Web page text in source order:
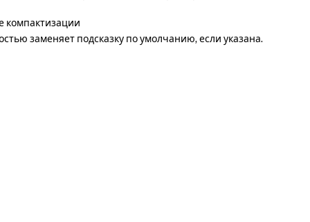
компактизации
заменяет подсказку по умолчанию, если указана.